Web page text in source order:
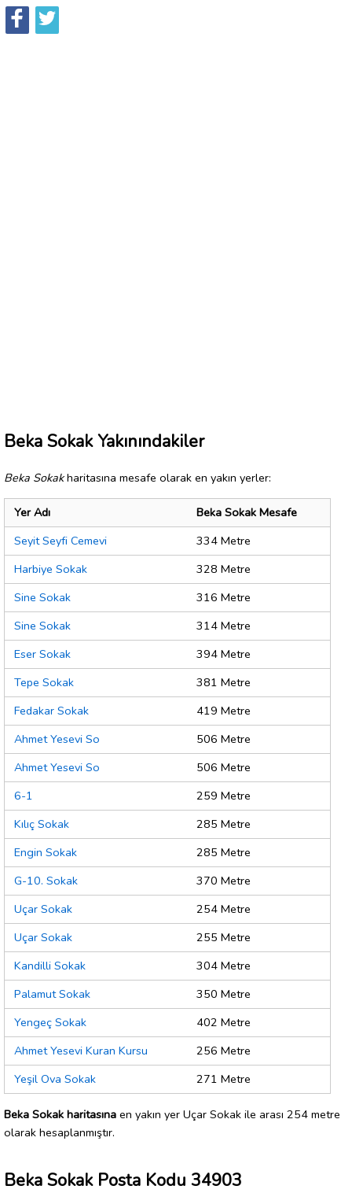
Beka Sokak Yakınındakiler
Beka Sokakharitasına mesafe olarak en yakın yerler:
Yer Adı
Beka Sokak Mesafe
Seyit Seyfi Cemevi
334 Metre
Harbiye Sokak
328 Metre
Sine Sokak
316 Metre
Sine Sokak
314 Metre
Eser Sokak
394 Metre
Tepe Sokak
381 Metre
Fedakar Sokak
419 Metre
Ahmet Yesevi So
506 Metre
Ahmet Yesevi So
506 Metre
6-1
259 Metre
Kılıç Sokak
285 Metre
Engin Sokak
285 Metre
G-10. Sokak
370 Metre
Uçar Sokak
254 Metre
Uçar Sokak
255 Metre
Kandilli Sokak
304 Metre
Palamut Sokak
350 Metre
Yengeç Sokak
402 Metre
Ahmet Yesevi Kuran Kursu
256 Metre
Yeşil Ova Sokak
271 Metre
Beka Sokak haritasına en yakın yer Uçar Sokak ile arası 254 metre
olarak hesaplanmıştır.
Beka Sokak Posta Kodu 34903